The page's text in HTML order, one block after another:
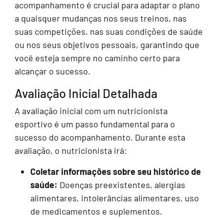
acompanhamento é crucial para adaptar o plano
a quaisquer mudanças nos seus treinos, nas
suas competições, nas suas condições de saúde
ou nos seus objetivos pessoais, garantindo que
você esteja sempre no caminho certo para
alcançar o sucesso.
Avaliação Inicial Detalhada
A avaliação inicial com um nutricionista
esportivo é um passo fundamental para o
sucesso do acompanhamento. Durante esta
avaliação, o nutricionista irá:
Coletar informações sobre seu histórico de
saúde: Doenças preexistentes, alergias
alimentares, intolerâncias alimentares, uso
de medicamentos e suplementos.